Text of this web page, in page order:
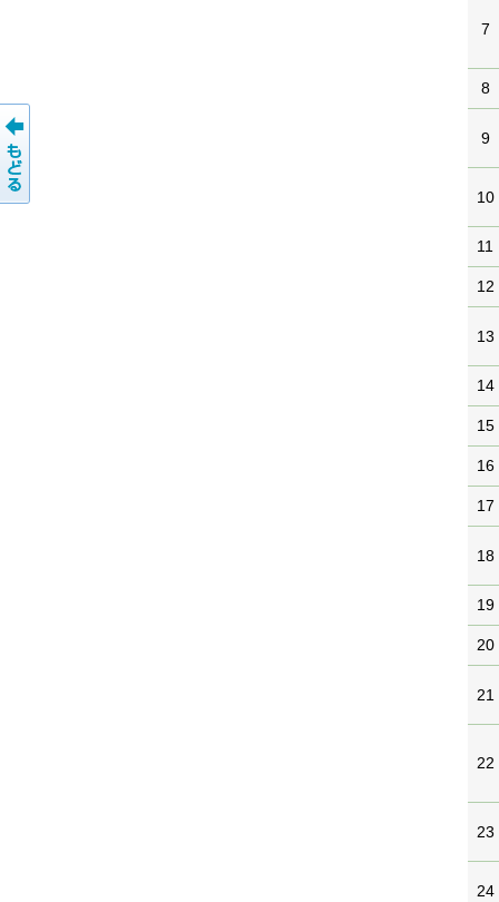
7
8
9
10
11
12
13
14
15
16
17
18
19
20
21
22
23
24